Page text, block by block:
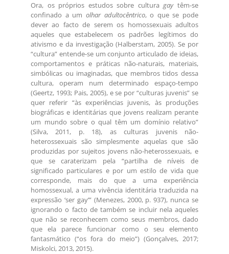
Ora, os próprios estudos sobre culturagaytêm-se
confinado a um olhar adultocêntrico, o que se pode
dever ao facto de serem os homossexuais adultos
aqueles que estabelecem os padrões legítimos do
ativismo e da investigação (Halberstam, 2005). Se por
“cultura” entende-se um conjunto articulado de ideias,
comportamentos e práticas não-naturais, materiais,
simbólicas ou imaginadas, que membros tidos dessa
cultura, operam num determinado espaço-tempo
(Geertz, 1993; Pais, 2005), e se por “culturas juvenis” se
quer referir “às experiências juvenis, às produções
biográficas e identitárias que jovens realizam perante
um mundo sobre o qual têm um domínio relativo”
(Silva, 2011, p. 18), as culturas juvenis não-
heterossexuais são simplesmente aquelas que são
produzidas por sujeitos jovens não-heterossexuais, e
que se caraterizam pela “partilha de níveis de
significado particulares e por um estilo de vida que
corresponde, mais do que a uma experiência
homossexual, a uma vivência identitária traduzida na
expressão ‘ser gay’” (Menezes, 2000, p. 937), nunca se
ignorando o facto de também se incluir nela aqueles
que não se reconhecem como seus membros, dado
que ela parece funcionar como o seu elemento
fantasmático (“os fora do meio”) (Gonçalves, 2017;
Miskolci, 2013, 2015).